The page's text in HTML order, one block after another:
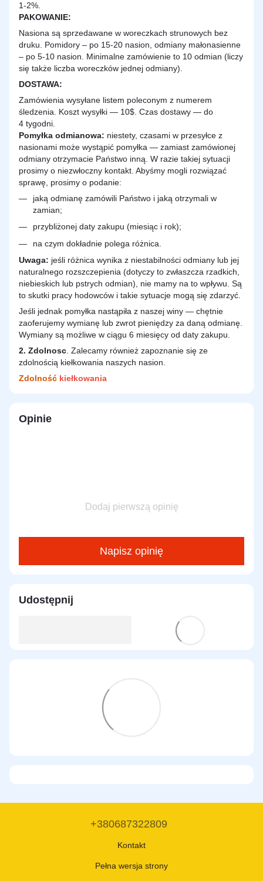
1-2%.
PAKOWANIE:
Nasiona są sprzedawane w woreczkach strunowych bez
druku. Pomidory – po 15-20 nasion, odmiany małonasienne
– po 5-10 nasion. Minimalne zamówienie to 10 odmian (liczy
się także liczba woreczków jednej odmiany).
DOSTAWA:
Zamówienia wysyłane listem poleconym z numerem
śledzenia. Koszt wysyłki — 10$. Czas dostawy — do
4 tygodni.
Pomyłka odmianowa: niestety, czasami w przesyłce z
nasionami może wystąpić pomyłka — zamiast zamówionej
odmiany otrzymacie Państwo inną. W razie takiej sytuacji
prosimy o niezwłoczny kontakt. Abyśmy mogli rozwiązać
sprawę, prosimy o podanie:
jaką odmianę zamówili Państwo i jaką otrzymali w
zamian;
przybliżonej daty zakupu (miesiąc i rok);
na czym dokładnie polega różnica.
Uwaga: jeśli różnica wynika z niestabilności odmiany lub jej
naturalnego rozszczepienia (dotyczy to zwłaszcza rzadkich,
niebieskich lub pstrych odmian), nie mamy na to wpływu. Są
to skutki pracy hodowców i takie sytuacje mogą się zdarzyć.
Jeśli jednak pomyłka nastąpiła z naszej winy — chętnie
zaoferujemy wymianę lub zwrot pieniędzy za daną odmianę.
Wymiany są możliwe w ciągu 6 miesięcy od daty zakupu.
2. Zdolnosc . Zalecamy również zapoznanie się ze
zdolnością kiełkowania naszych nasion.
Zdolność kiełkowania
Opinie
Dodaj pierwszą opinię
Napisz opinię
Udostępnij
+380687322809
Kontakt
Pełna wersja strony